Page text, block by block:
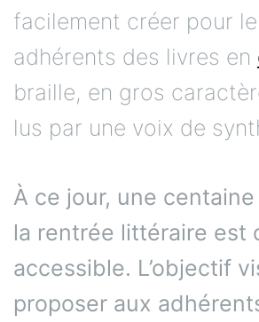
facilement créer pour
adhérents des livres en
braille, en gros
lus par une voix de
À ce jour, une
la rentrée littéraire est
accessible. L’objectif
proposer aux